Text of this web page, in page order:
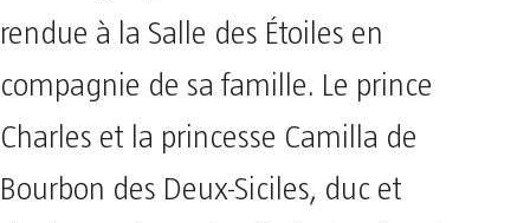
rendue à la Salle des Étoiles en
compagnie de sa famille. Le prince
Charles et la princesse Camilla de
Bourbon des Deux-Siciles, duc et